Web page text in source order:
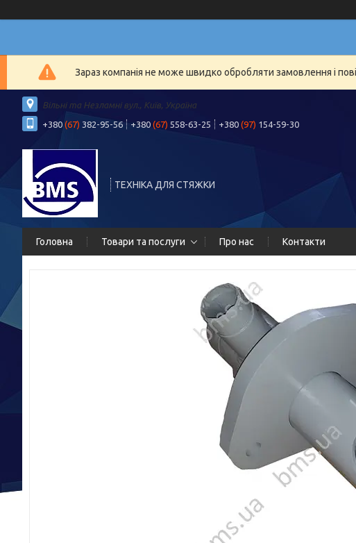
Зараз компанія не може швидко обробляти замовлення і
Вільні та Незламні вул., Київ, Україна
+380 (67) 382-95-56 +380 (67) 558-63-25 +380 (97) 154-59-30
ТЕХНІКА ДЛЯ СТЯЖКИ
Головна Товари та послуги Про нас Контакти